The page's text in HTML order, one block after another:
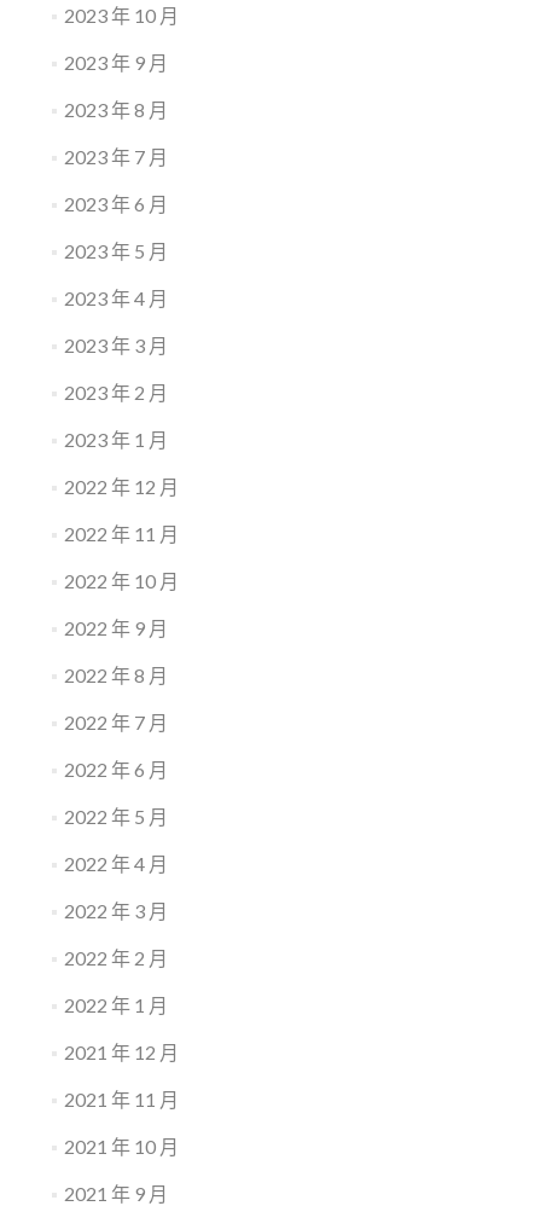
2023 年 10 月
2023 年 9 月
2023 年 8 月
2023 年 7 月
2023 年 6 月
2023 年 5 月
2023 年 4 月
2023 年 3 月
2023 年 2 月
2023 年 1 月
2022 年 12 月
2022 年 11 月
2022 年 10 月
2022 年 9 月
2022 年 8 月
2022 年 7 月
2022 年 6 月
2022 年 5 月
2022 年 4 月
2022 年 3 月
2022 年 2 月
2022 年 1 月
2021 年 12 月
2021 年 11 月
2021 年 10 月
2021 年 9 月